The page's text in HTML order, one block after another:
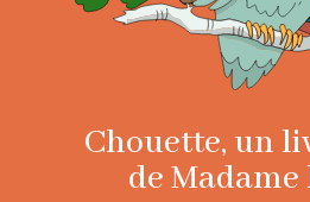
Chouette, un
de